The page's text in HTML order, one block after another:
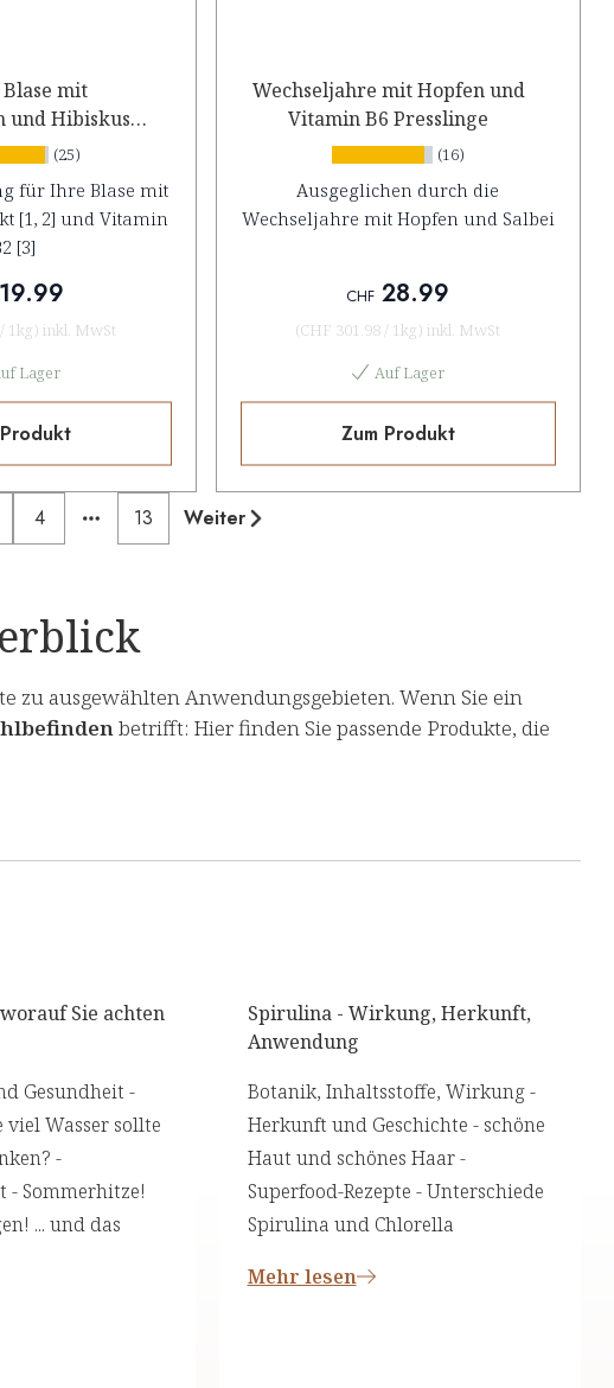
Blase mit
und Hibiskus
(25)
für Ihre Blase mit
[1, 2] und Vitamin
[3]
19.99
/ 1kg) inkl. MwSt
Lager
Wechseljahre mit Hopfen und
Vitamin B6 Presslinge
(16)
Ausgeglichen durch die
Wechseljahre mit Hopfen und Salbei
CHF 28.99
(CHF 301.98 / 1kg) inkl. MwSt
Auf Lager
Zum Produkt
4
More pages
13 Weiter
zu ausgewählten Anwendungsgebieten. Wenn Sie ein
betrifft: Hier finden Sie passende Produkte, die
Sie achten
Gesundheit -
viel Wasser sollte
-
Sommerhitze!
... und das
Spirulina - Wirkung, Herkunft,
Anwendung
Botanik, Inhaltsstoffe, Wirkung -
Herkunft und Geschichte - schöne
Haut und schönes Haar -
Superfood-Rezepte - Unterschiede
Spirulina und Chlorella
Mehr lesen